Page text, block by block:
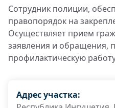
Сотрудник полиции,
правопорядок на
Осуществляет прием
заявления и обращения,
профилактическую
Адрес участка: